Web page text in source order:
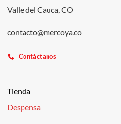
Valle del Cauca, CO
contacto@mercoya.co
Contáctanos
Tienda
Despensa